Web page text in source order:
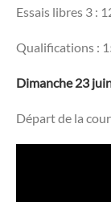
Essais libres 3 :
Qualifications :
Dimanche 23
Départ de la